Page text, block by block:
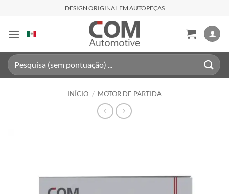
content
DESIGN ORIGINAL EM AUTOPEÇAS
Pesquisar
por:
INÍCIO / MOTOR DE PARTIDA